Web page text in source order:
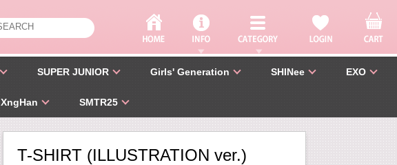
SUPER JUNIOR Girls' Generation SHINee EXO
XngHan SMTR25
T-SHIRT (ILLUSTRATION ver.)